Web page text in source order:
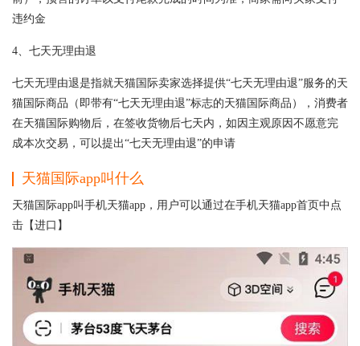
违约金
4、七天无理由退
七天无理由退是指就天猫国际卖家选择提供“七天无理由退”服务的天
猫国际商品（即带有“七天无理由退”标志的天猫国际商品），消费者
在天猫国际购物后，在签收货物后七天内，如因主观原因不愿意完
成本次交易，可以提出“七天无理由退”的申请
天猫国际app叫什么
天猫国际app叫手机天猫app，用户可以通过在手机天猫app首页中点
击【进口】